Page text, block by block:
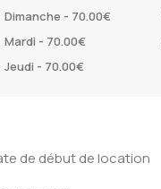
Dimanche - 70.00€
Mardi - 70.00€
Jeudi - 70.00€
de début de location